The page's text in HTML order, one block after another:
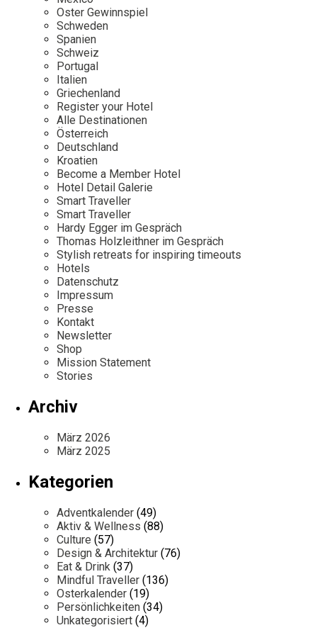
Mexico
Niederlande
Österreich
Portugal
Schweden
Spanien
Schweiz
Persönlichkeiten
Our Story
Career
Kontakt
Impressum
Oster Gewinnspiel
Schweden
Spanien
Schweiz
Portugal
Italien
Griechenland
Register your Hotel
Alle Destinationen
Österreich
Deutschland
Kroatien
Become a Member Hotel
Hotel Detail Galerie
Smart Traveller
Smart Traveller
Hardy Egger im Gespräch
Thomas Holzleithner im Gespräch
Stylish retreats for inspiring timeouts
Hotels
Datenschutz
Impressum
Presse
Kontakt
Newsletter
Shop
Mission Statement
Stories
Archiv
März 2026
März 2025
Kategorien
Adventkalender (49)
Aktiv & Wellness (88)
Culture (57)
Design & Architektur (76)
Eat & Drink (37)
Mindful Traveller (136)
Osterkalender (19)
Persönlichkeiten (34)
Unkategorisiert (4)